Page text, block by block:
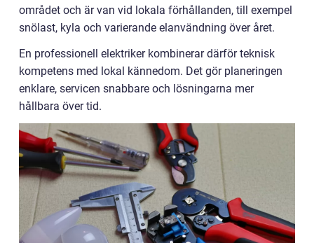
området och är van vid lokala förhållanden, till exempel
snölast, kyla och varierande elanvändning över året.
En professionell elektriker kombinerar därför teknisk
kompetens med lokal kännedom. Det gör planeringen
enklare, servicen snabbare och lösningarna mer
hållbara över tid.